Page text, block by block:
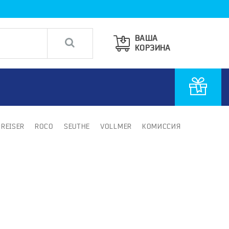
ВАША
КОРЗИНА
ROCO SEUTHE VOLLMER КОМИССИЯ